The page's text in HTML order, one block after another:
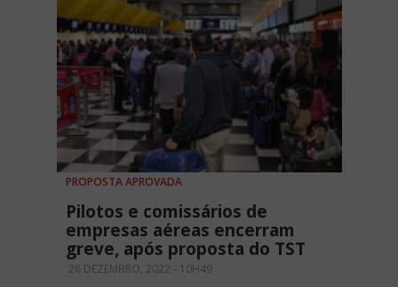
PROPOSTA APROVADA
Pilotos e comissários de
empresas aéreas encerram
greve, após proposta do TST
26 DEZEMBRO, 2022 - 10H49